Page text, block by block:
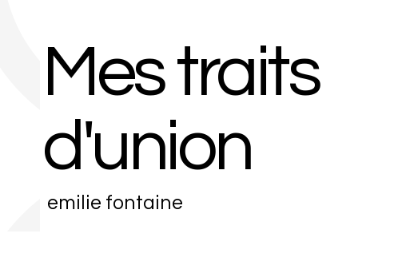
Mes traits
d'union
emilie fontaine